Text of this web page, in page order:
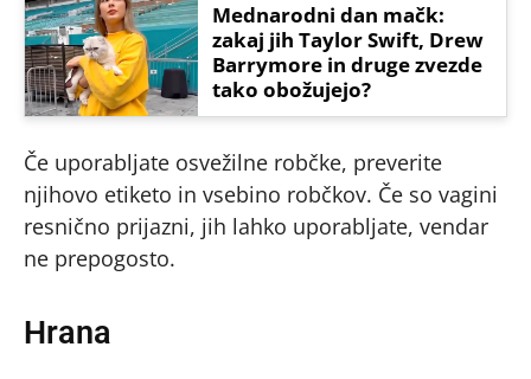
Mednarodni dan mačk:
zakaj jih Taylor Swift, Drew
Barrymore in druge zvezde
tako obožujejo?
Če uporabljate osvežilne robčke, preverite
njihovo etiketo in vsebino robčkov. Če so vagini
resnično prijazni, jih lahko uporabljate, vendar
ne prepogosto.
Hrana